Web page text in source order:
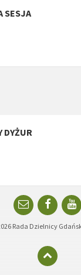
SESJA
DYŻUR
Email
Rada Dzielnicy